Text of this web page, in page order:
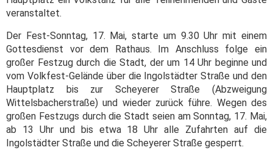
veranstaltet.
Der Fest-Sonntag, 17. Mai, starte um 9.30 Uhr mit einem
Gottesdienst vor dem Rathaus. Im Anschluss folge ein
großer Festzug durch die Stadt, der um 14 Uhr beginne und
vom Volkfest-Gelände über die Ingolstädter Straße und den
Hauptplatz bis zur Scheyerer Straße (Abzweigung
Wittelsbacherstraße) und wieder zurück führe. Wegen des
großen Festzugs durch die Stadt seien am Sonntag, 17. Mai,
ab 13 Uhr und bis etwa 18 Uhr alle Zufahrten auf die
Ingolstädter Straße und die Scheyerer Straße gesperrt.